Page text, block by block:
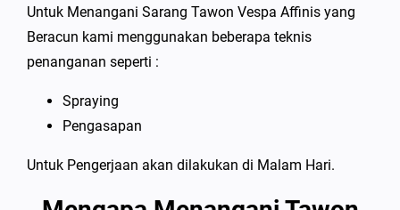
Untuk Menangani Sarang Tawon Vespa Affinis yang
Beracun kami menggunakan beberapa teknis
penanganan seperti :
Spraying
Pengasapan
Untuk Pengerjaan akan dilakukan di Malam Hari.